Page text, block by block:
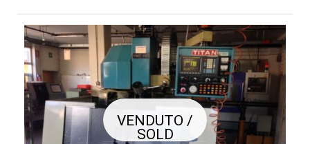
VENDUTO /
SOLD